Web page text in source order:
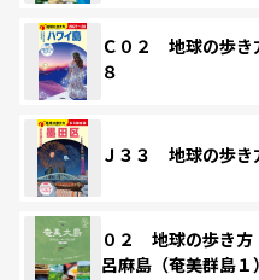
Ｃ０２ 地球の歩
８
Ｊ３３ 地球の歩
０２ 地球の歩き
呂麻島（奄美群島